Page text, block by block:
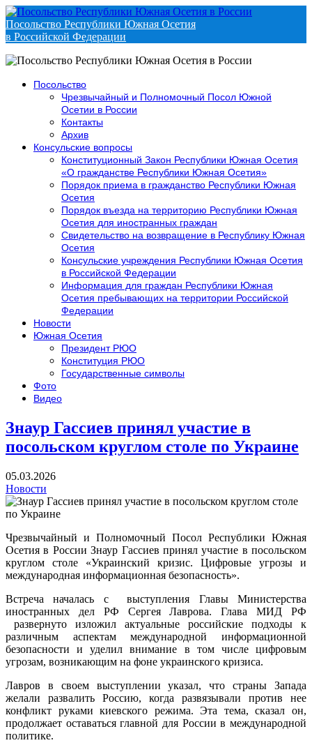
Посольство Республики Южная Осетия
в Российской Федерации
Посольство
Чрезвычайный и Полномочный Посол Южной
Осетии в России
Контакты
Архив
Консульские вопросы
Конституционный Закон Республики Южная Осетия
«О гражданстве Республики Южная Осетия»
Порядок приема в гражданство Республики Южная
Осетия
Порядок въезда на территорию Республики Южная
Осетия для иностранных граждан
Свидетельство на возвращение в Республику Южная
Осетия
Консульские учреждения Республики Южная Осетия
в Российской Федерации
Информация для граждан Республики Южная
Осетия пребывающих на территории Российской
Федерации
Новости
Южная Осетия
Президент РЮО
Конституция РЮО
Государственные символы
Фото
Видео
Знаур Гассиев принял участие в
посольском круглом столе по Украине
05.03.2026
Новости
Чрезвычайный и Полномочный Посол Республики Южная
Осетия в России Знаур Гассиев принял участие в посольском
круглом столе «Украинский кризис. Цифровые угрозы и
международная информационная безопасность».
Встреча началась с
выступления Главы Министерства
иностранных дел РФ Сергея Лаврова. Глава МИД РФ
развернуто изложил актуальные российские подходы к
различным аспектам международной информационной
безопасности и уделил внимание в том числе цифровым
угрозам, возникающим на фоне украинского кризиса.
Лавров в своем выступлении указал, что страны Запада
желали развалить Россию, когда развязывали против нее
конфликт руками киевского режима. Эта тема, сказал он,
продолжает оставаться главной для России в международной
политике.